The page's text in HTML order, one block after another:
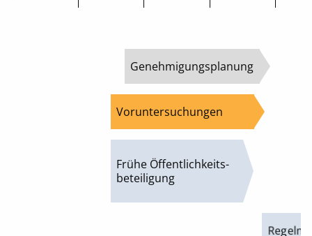
Genehmigungsplanung
Voruntersuchungen
Frühe Öffentlichkeits-
beteiligung